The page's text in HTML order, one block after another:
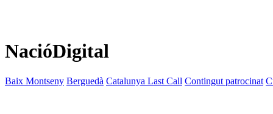
NacióDigital
Baix Montseny Berguedà Catalunya Last Call Contingut patrocinat